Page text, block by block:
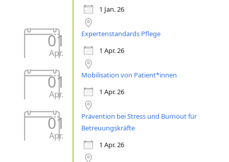
1 Jan. 26
01
Apr.
Expertenstandards Pflege
1 Apr. 26
01
Apr.
Mobilisation von Patient*innen
1 Apr. 26
01
Apr.
Prävention bei Stress und Burnout für
Betreuungskräfte
1 Apr. 26